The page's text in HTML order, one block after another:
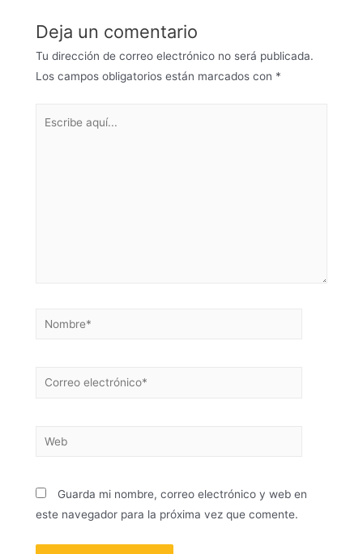
Deja un comentario
Tu dirección de correo electrónico no será publicada.
Los campos obligatorios están marcados con *
Guarda mi nombre, correo electrónico y web en
este navegador para la próxima vez que comente.